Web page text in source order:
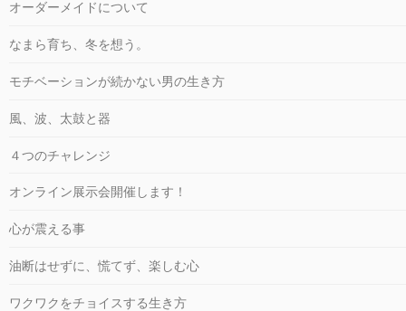
オーダーメイドについて
なまら育ち、冬を想う。
モチベーションが続かない男の生き方
風、波、太鼓と器
４つのチャレンジ
オンライン展示会開催します！
心が震える事
油断はせずに、慌てず、楽しむ心
ワクワクをチョイスする生き方